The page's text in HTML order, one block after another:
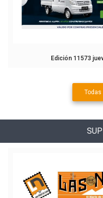
Edición 11573